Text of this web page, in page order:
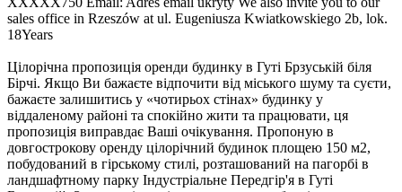
sales office in Rzeszów at ul. Eugeniusza Kwiatkowskiego 2b, lok.
18Years
Цілорічна пропозиція оренди будинку в Гуті Брзуській біля
Бірчі. Якщо Ви бажаєте відпочити від міського шуму та суєти,
бажаєте залишитись у «чотирьох стінах» будинку у
віддаленому районі та спокійно жити та працювати, ця
пропозиція виправдає Ваші очікування. Пропоную в
довгострокову оренду цілорічний будинок площею 150 м2,
побудований в гірському стилі, розташований на пагорбі в
ландшафтному парку Індустріальне Передгір'я в Гуті